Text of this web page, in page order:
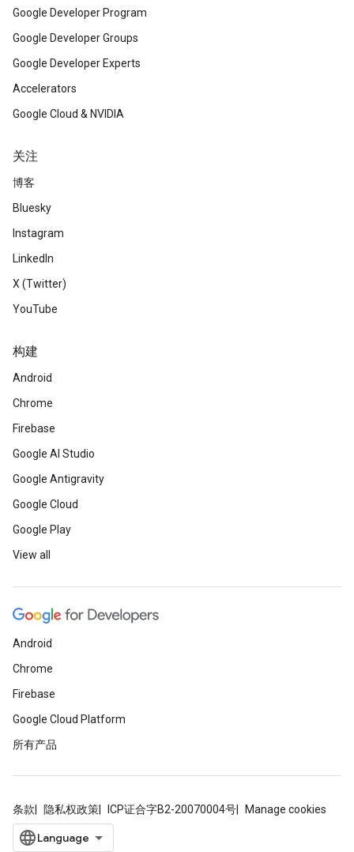
Google Developer Program
Google Developer Groups
Google Developer Experts
Accelerators
Google Cloud & NVIDIA
关注
博客
Bluesky
Instagram
LinkedIn
X (Twitter)
YouTube
构建
Android
Chrome
Firebase
Google AI Studio
Google Antigravity
Google Cloud
Google Play
View all
Android
Chrome
Firebase
Google Cloud Platform
所有产品
条款 隐私权政策 ICP证合字B2-20070004号 Manage cookies